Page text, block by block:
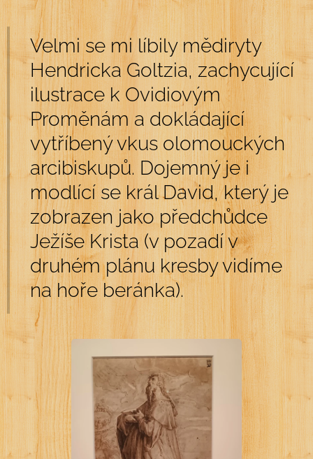
Velmi se mi líbily mědiryty
Hendricka Goltzia, zachycující
ilustrace k Ovidiovým
Proměnám a dokládající
vytříbený vkus olomouckých
arcibiskupů. Dojemný je i
modlící se král David, který je
zobrazen jako předchůdce
Ježíše Krista (v pozadí v
druhém plánu kresby vidíme
na hoře beránka).